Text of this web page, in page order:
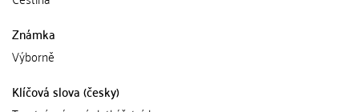
Známka
Výborně
Klíčová slova (česky)